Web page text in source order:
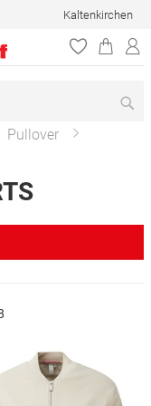
Kaltenkirchen
Pullover